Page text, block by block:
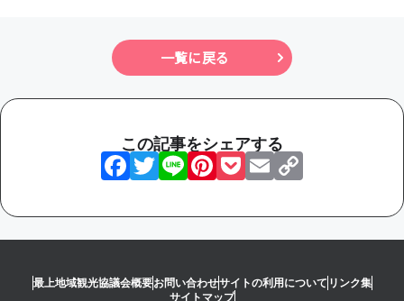
一覧に戻る
この記事をシェアする
Facebook
Twitter
LinePinterest
Pocket
Email
最上地域観光協議会概要お問い合わせサイトの利用について リンク集
サイトマップ